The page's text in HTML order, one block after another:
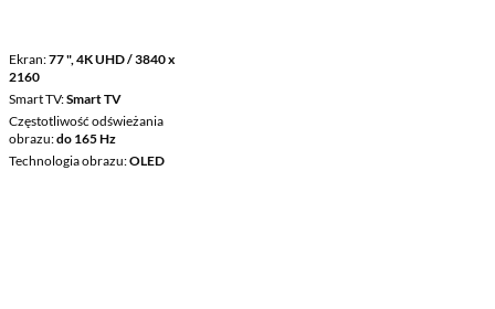
Ekran 77 ", 4K UHD / 3840 x
2160
Smart TV Smart TV
Częstotliwość odświeżania
obrazu do 165 Hz
Technologia obrazu OLED